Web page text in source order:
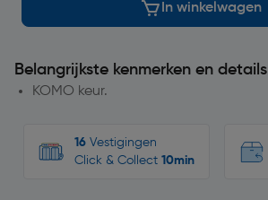
In winkelwagen
Belangrijkste kenmerken en details
KOMO keur.
16 Vestigingen
Click & Collect 10min